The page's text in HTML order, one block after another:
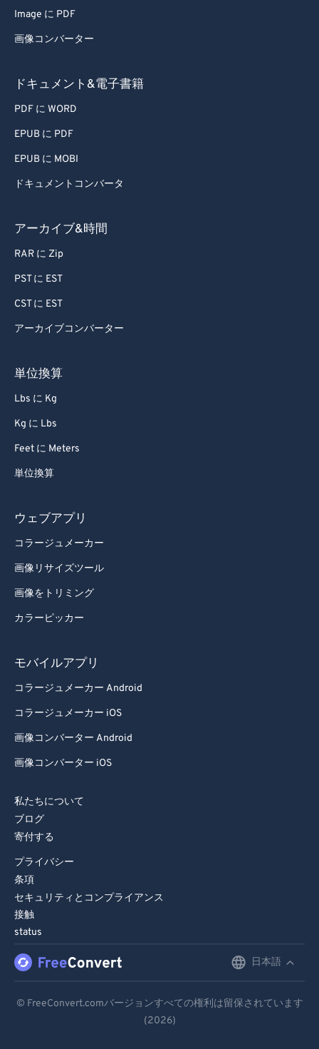
Image に PDF
画像コンバーター
ドキュメント&電子書籍
PDF に WORD
EPUB に PDF
EPUB に MOBI
ドキュメントコンバータ
アーカイブ&時間
RAR に Zip
PST に EST
CST に EST
アーカイブコンバーター
単位換算
Lbs に Kg
Kg に Lbs
Feet に Meters
単位換算
ウェブアプリ
コラージュメーカー
画像リサイズツール
画像をトリミング
カラーピッカー
モバイルアプリ
コラージュメーカー Android
コラージュメーカー iOS
画像コンバーター Android
画像コンバーター iOS
私たちについて
ブログ
寄付する
プライバシー
条項
セキュリティとコンプライアンス
接触
status
日本語
Español
© FreeConvert.comバージョンすべての権利は留保されています
(2026)